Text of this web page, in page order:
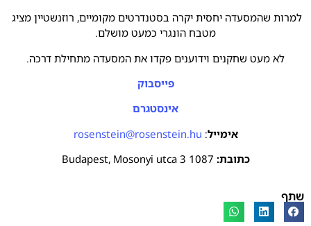
למרות שהמסעדה יחסית יקרה בסטנדרטים מקומיים, רוזנשטיין מציג
מטבח הונגרי כמעט מושלם.
לא מעט שחקנים וידוענים פקדו את המסעדה מתחילת דרכה.
פייסבוק
אינסטגרם
אימייל:
rosenstein@rosenstein.hu
כתובת: 1087 Budapest, Mosonyi utca 3
שתף